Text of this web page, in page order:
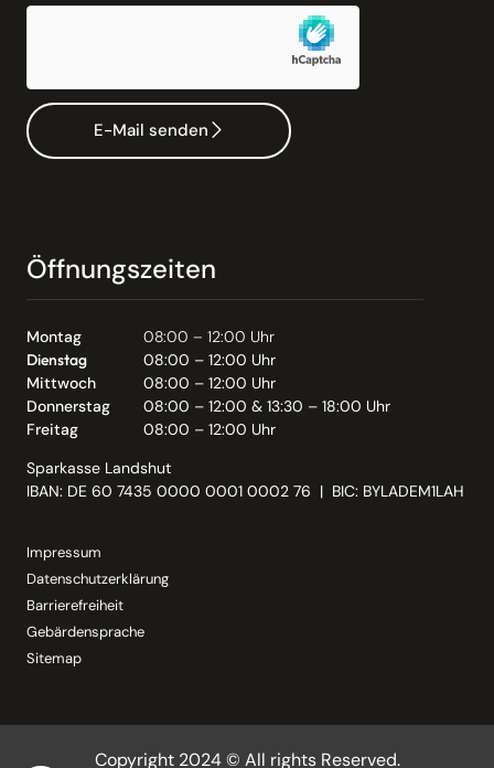
E-Mail senden
Öffnungszeiten
Montag
08:00 – 12:00 Uhr
Dienstag
08:00 – 12:00 Uhr
Mittwoch
08:00 – 12:00 Uhr
Donnerstag
08:00 – 12:00 & 13:30 – 18:00 Uhr
Freitag
08:00 – 12:00 Uhr
Sparkasse Landshut
IBAN: DE 60 7435 0000 0001 0002 76 | BIC: BYLADEM1LAH
Impressum
Datenschutzerklärung
Barrierefreiheit
Gebärdensprache
Sitemap
Copyright 2024 © All rights Reserved.